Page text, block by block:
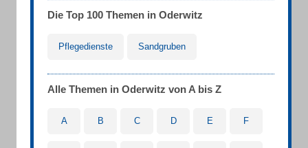
Die Top 100 Themen in Oderwitz
Pflegedienste Sandgruben
Alle Themen in Oderwitz von A bis Z
A B C D E F